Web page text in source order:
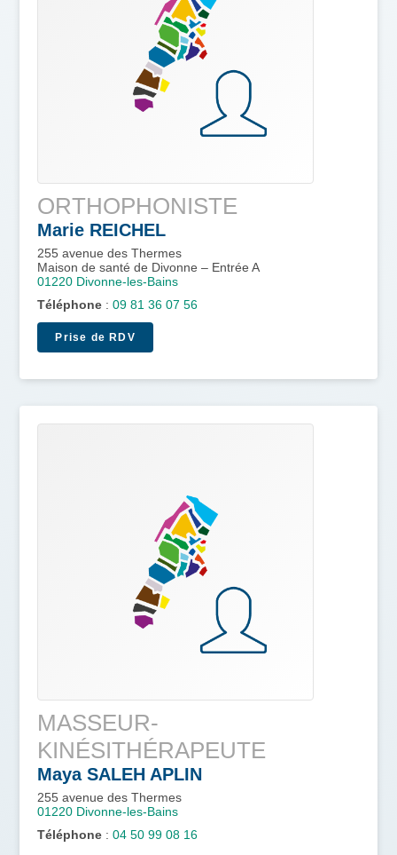
ORTHOPHONISTE
Marie REICHEL
255 avenue des Thermes
Maison de santé de Divonne – Entrée A
01220 Divonne-les-Bains
Téléphone : 09 81 36 07 56
Prise de RDV
MASSEUR-
KINÉSITHÉRAPEUTE
Maya SALEH APLIN
255 avenue des Thermes
01220 Divonne-les-Bains
Téléphone : 04 50 99 08 16